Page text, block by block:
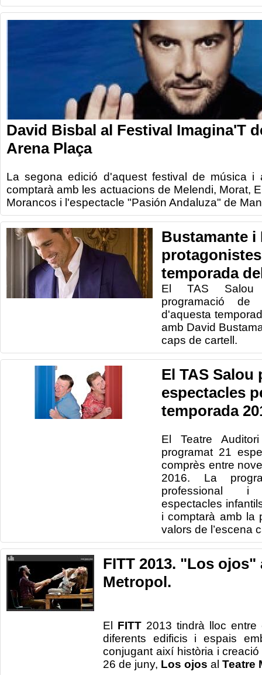
David Bisbal al Festival Imagina'T
Arena Plaça
La segona edició d'aquest festival de música i
comptarà amb les actuacions de Melendi, Morat,
Morancos i l'espectacle "Pasión Andaluza" de
Bustamante i
temporada
El TAS Salou
programació de
d'aquesta
amb David
caps de cartell.
El TAS Salou
espectacles
temporada
El Teatre
programat 21
comprès entre
2016. La
professional i
espectacles
i comptarà amb la
valors de l’escena
FITT 2013. "Los ojos"
Metropol.
El FITT 2013 tindrà lloc
diferents edificis i espais
conjugant així història i
26 de juny, Los ojos al Teatre